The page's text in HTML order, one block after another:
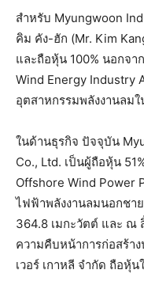
สำหรับ Myungwoon
คิม คัง-ฮัก (Mr. Kim
และถือหุ้น 100% นอกจา
Wind Energy Industry
อุตสาหกรรมพลังงานลม
ในด้านธุรกิจ ปัจจุบัน
Co., Ltd. เป็นผู้ถือหุ้น
Offshore Wind Power
ไฟฟ้าพลังงานลมนอกชา
364.8 เมกะวัตต์ และ ณ
ความคืบหน้าการก่อสร้า
เวอร์ เกาหลี จำกัด ถือหุ้